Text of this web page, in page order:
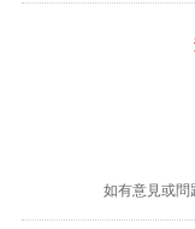
如有意見或問